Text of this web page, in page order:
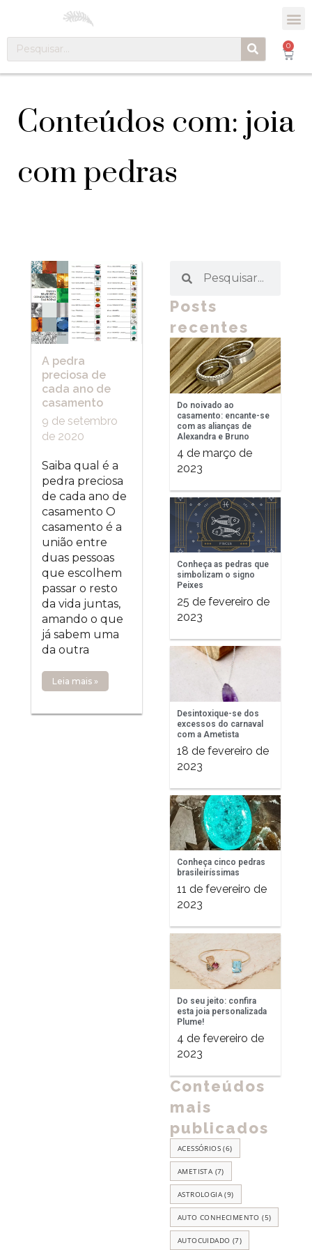
0
Conteúdos com: joia
com pedras
A pedra
preciosa de
cada ano de
casamento
9 de setembro
de 2020
Saiba qual é a
pedra preciosa
de cada ano de
casamento O
casamento é a
união entre
duas pessoas
que escolhem
passar o resto
da vida juntas,
amando o que
já sabem uma
da outra
Leia mais »
Posts
recentes
Do noivado ao
casamento: encante-se
com as alianças de
Alexandra e Bruno
4 de março de
2023
Conheça as pedras que
simbolizam o signo
Peixes
25 de fevereiro de
2023
Desintoxique-se dos
excessos do carnaval
com a Ametista
18 de fevereiro de
2023
Conheça cinco pedras
brasileiríssimas
11 de fevereiro de
2023
Do seu jeito: confira
esta joia personalizada
Plume!
4 de fevereiro de
2023
Conteúdos
mais
publicados
ACESSÓRIOS (6)
AMETISTA (7)
ASTROLOGIA (9)
AUTO CONHECIMENTO (5)
AUTOCUIDADO (7)